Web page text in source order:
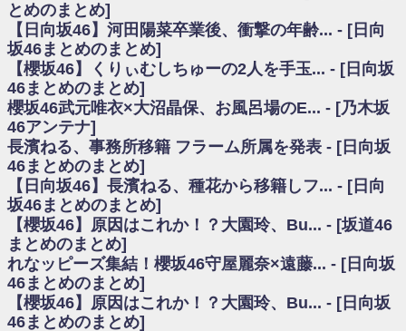
乃木坂欅坂まとめのまとめ / 【日向坂46】この月、何かあるのか！？『お
願いバッハ！』ミーグリ日程がこちら
欅坂/日向坂46まとめのまとめ / 【櫻坂46】ミーグリで喧嘩！？山下瞳月、
これはマジギレしてる
乃木坂46アンテナ / 【櫻坂46】ハリソン守屋「ゆーづのせいです」【ラヴ
ィット!】
乃木坂あんてな ～乃木坂46・欅坂46・日向坂46のニュース・情報・話題
をピックアップ / 良い品揃え！櫻坂46 12thシングル『Make or Break』オフィ
シャルグッズ絶賛販売受付中
日向坂46まとめのまとめ / 【日向坂46】この月、何かあるのか！？『お願
いバッハ！』ミーグリ日程がこちら
日向坂46まとめのまとめ / 【元日向坂46】この卒業生、めちゃくちゃテレ
ビで見かけるな
欅坂/日向坂46まとめのまとめ / 【櫻坂46】リアルミーグリであの販売も！
『Make or Break』オフィシャルグッズ解禁
乃木坂46アンテナ / 【櫻坂46】ミーグリで喧嘩！？山下瞳月、これはマジ
ギレしてる
乃木坂あんてな ～乃木坂46・欅坂46・日向坂46のニュース・情報・話題
をピックアップ / れなッピーズ集結！櫻坂46守屋麗奈×遠藤理子、8/6「ラヴィ
ット！」水曜スタジオ出演決定
とめのまとめ]
【日向坂46】河田陽菜卒業後、衝撃の年齢... - [日向
坂46まとめのまとめ]
【櫻坂46】くりぃむしちゅーの2人を手玉... - [日向坂
46まとめのまとめ]
櫻坂46武元唯衣×大沼晶保、お風呂場のE... - [乃木坂
46アンテナ]
長濱ねる、事務所移籍 フラーム所属を発表 - [日向坂
46まとめのまとめ]
【日向坂46】長濱ねる、種花から移籍しフ... - [日向
坂46まとめのまとめ]
【櫻坂46】原因はこれか！？大園玲、Bu... - [坂道46
まとめのまとめ]
れなッピーズ集結！櫻坂46守屋麗奈×遠藤... - [日向坂
46まとめのまとめ]
【櫻坂46】原因はこれか！？大園玲、Bu... - [日向坂
46まとめのまとめ]